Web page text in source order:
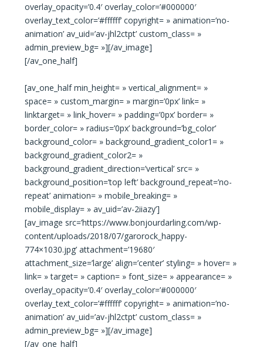
overlay_opacity=’0.4′ overlay_color=’#000000′
overlay_text_color=’#ffffff’ copyright= » animation=’no-
animation’ av_uid=’av-jhl2ctpt’ custom_class= »
admin_preview_bg= »][/av_image]
[/av_one_half]
[av_one_half min_height= » vertical_alignment= »
space= » custom_margin= » margin=’0px’ link= »
linktarget= » link_hover= » padding=’0px’ border= »
border_color= » radius=’0px’ background=’bg_color’
background_color= » background_gradient_color1= »
background_gradient_color2= »
background_gradient_direction=’vertical’ src= »
background_position=’top left’ background_repeat=’no-
repeat’ animation= » mobile_breaking= »
mobile_display= » av_uid=’av-2iiazy’]
[av_image src=’https://www.bonjourdarling.com/wp-
content/uploads/2018/07/garorock_happy-
774×1030.jpg’ attachment=’19680′
attachment_size=’large’ align=’center’ styling= » hover= »
link= » target= » caption= » font_size= » appearance= »
overlay_opacity=’0.4′ overlay_color=’#000000′
overlay_text_color=’#ffffff’ copyright= » animation=’no-
animation’ av_uid=’av-jhl2ctpt’ custom_class= »
admin_preview_bg= »][/av_image]
[/av_one_half]